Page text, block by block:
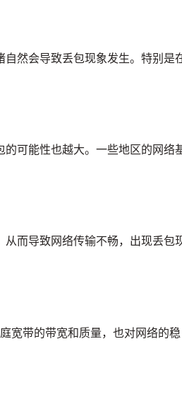
然会导致丢包现象发生。特别是
可能性也越大。一些地区的网络
而导致网络传输不畅，出现丢包
宽带的带宽和质量，也对网络的稳